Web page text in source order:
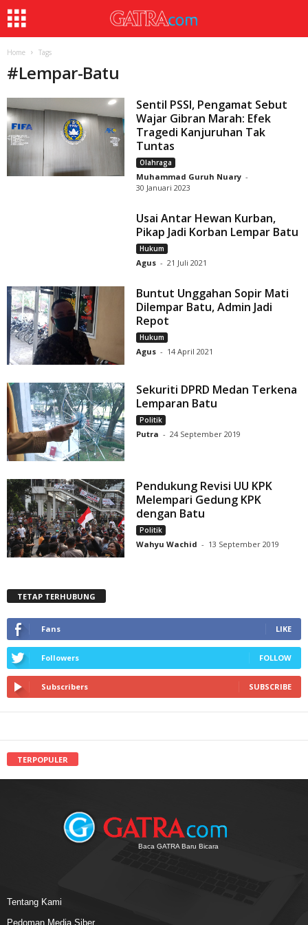
Home Tags
#Lempar-Batu
Sentil PSSI, Pengamat Sebut
Wajar Gibran Marah: Efek
Tragedi Kanjuruhan Tak
Tuntas
Olahraga
Muhammad Guruh Nuary -
30 Januari 2023
Usai Antar Hewan Kurban,
Pikap Jadi Korban Lempar Batu
Hukum
Agus - 21 Juli 2021
Buntut Unggahan Sopir Mati
Dilempar Batu, Admin Jadi
Repot
Hukum
Agus - 14 April 2021
Sekuriti DPRD Medan Terkena
Lemparan Batu
Politik
Putra - 24 September 2019
Pendukung Revisi UU KPK
Melempari Gedung KPK
dengan Batu
Politik
Wahyu Wachid - 13 September 2019
TETAP TERHUBUNG
Fans LIKE
Followers FOLLOW
Subscribers SUBSCRIBE
TERPOPULER
Baca GATRA Baru Bicara
Tentang Kami
Pedoman Media Siber